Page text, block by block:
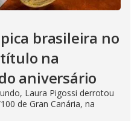
brasileira no
na
aniversário
Laura Pigossi derrotou
de Gran Canária, na